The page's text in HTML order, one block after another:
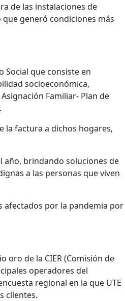
de las instalaciones de
generó condiciones más
Social que consiste en
socioeconómica,
Familiar- Plan de
la factura a dichos hogares,
año, brindando soluciones de
a las personas que viven
afectados por la pandemia por
oro de la CIER (Comisión de
operadores del
regional en la que UTE
clientes.